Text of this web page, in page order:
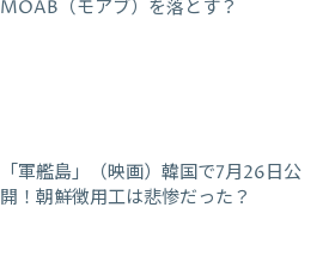
MOAB（モアブ）を落とす？
「軍艦島」（映画）韓国で7月26日公
開！朝鮮徴用工は悲惨だった？